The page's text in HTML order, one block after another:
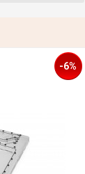
-6%